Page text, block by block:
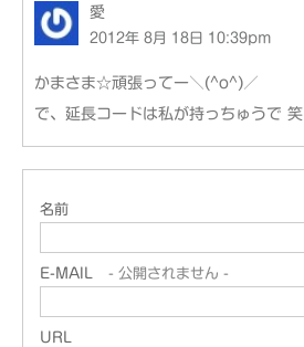
愛
2012年 8月 18日 10:39pm
かまさま☆頑張ってー＼(^o^)／
で、延長コードは私が持っちゅうで 笑
名前
E-MAIL - 公開されません -
URL